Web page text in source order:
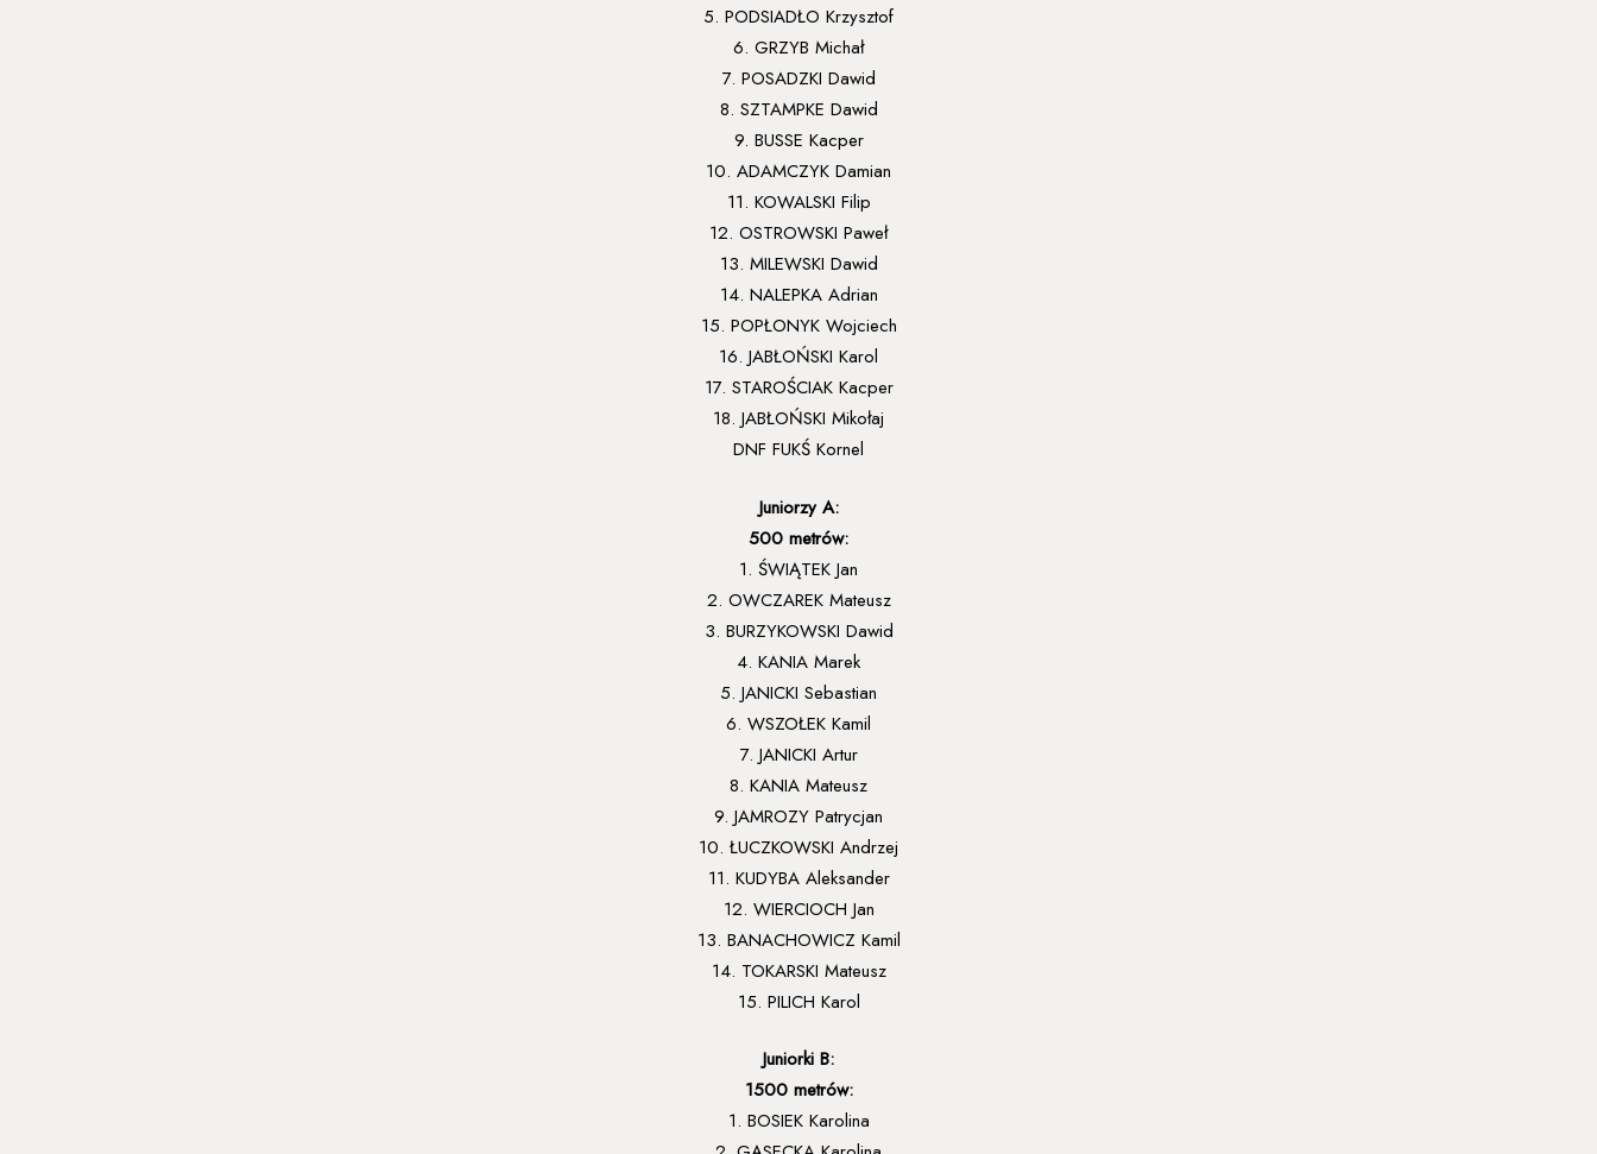
5. PODSIADŁO Krzysztof
6. GRZYB Michał
7. POSADZKI Dawid
8. SZTAMPKE Dawid
9. BUSSE Kacper
10. ADAMCZYK Damian
11. KOWALSKI Filip
12. OSTROWSKI Paweł
13. MILEWSKI Dawid
14. NALEPKA Adrian
15. POPŁONYK Wojciech
16. JABŁOŃSKI Karol
17. STAROŚCIAK Kacper
18. JABŁOŃSKI Mikołaj
DNF FUKŚ Kornel
Juniorzy A:
500 metrów:
1. ŚWIĄTEK Jan
2. OWCZAREK Mateusz
3. BURZYKOWSKI Dawid
4. KANIA Marek
5. JANICKI Sebastian
6. WSZOŁEK Kamil
7. JANICKI Artur
8. KANIA Mateusz
9. JAMROZY Patrycjan
10. ŁUCZKOWSKI Andrzej
11. KUDYBA Aleksander
12. WIERCIOCH Jan
13. BANACHOWICZ Kamil
14. TOKARSKI Mateusz
15. PILICH Karol
Juniorki B:
1500 metrów:
1. BOSIEK Karolina